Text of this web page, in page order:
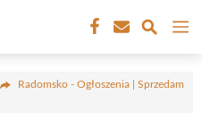
Radomsko - Ogłoszenia | Sprzedam